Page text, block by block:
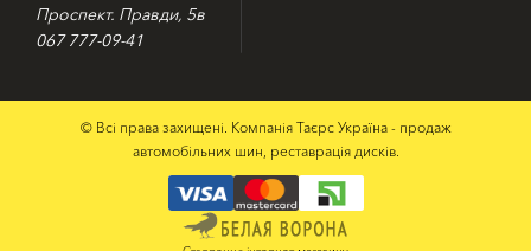
Проспект. Правди, 5в
067 777-09-41
© Всі права захищені. Компанія Таєрс Україна - продаж
автомобільних шин, реставрація дисків.